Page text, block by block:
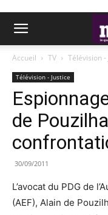
Accueil TV Télévision -
Télévision - Justice
de
30/09/2011
L’avocat du PDG de
(AEF), Alain de